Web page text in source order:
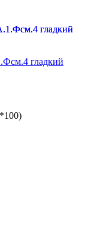
гладкий